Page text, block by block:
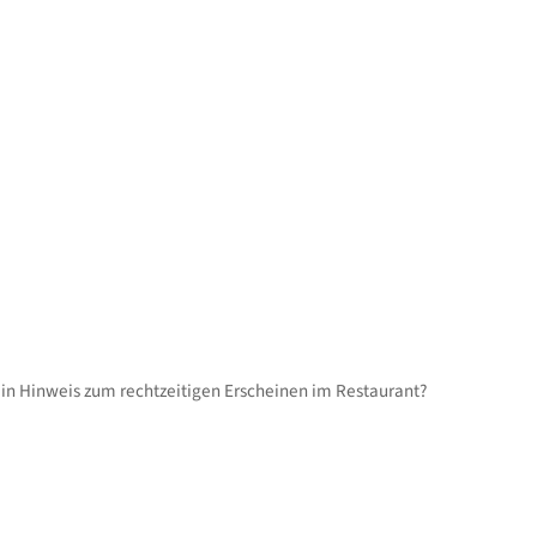
Hinweis zum rechtzeitigen Erscheinen im Restaurant?